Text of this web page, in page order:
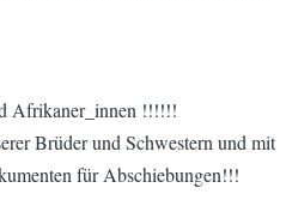
Afrikaner_innen !!!!!!
Brüder und Schwestern und mit
für Abschiebungen!!!